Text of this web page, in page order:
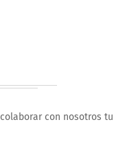
con nosotros tu